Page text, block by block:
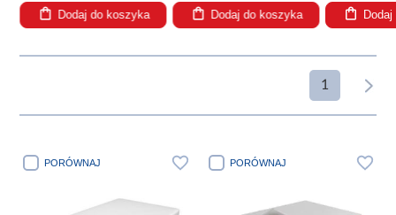
Dodaj do koszyka Dodaj do koszyka
1
PORÓWNAJ PORÓWNAJ